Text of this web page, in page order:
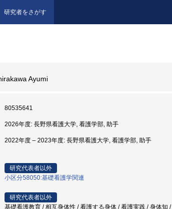
研究者をさがす
Ayumi
80535641
2026年度: 長野県看護大学, 看護学部, 助手
2022年度 – 2023年度: 長野県看護大学, 看護学部, 助手
研究代表者以外
小区分58050:基礎看護学関連
研究代表者以外
基礎看護教育 / 相互身体性 / 看護する身体 / 看護実践 / 身体知